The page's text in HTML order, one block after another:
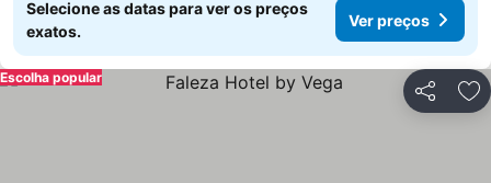
Selecione as datas para ver os preços
exatos.
Ver preços
Partilhar
Escolha popular